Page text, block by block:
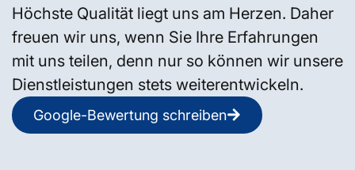
Höchste Qualität liegt uns am Herzen. Daher
freuen wir uns, wenn Sie Ihre Erfahrungen
mit uns teilen, denn nur so können wir unsere
Dienstleistungen stets weiterentwickeln.
Google-Bewertung schreiben